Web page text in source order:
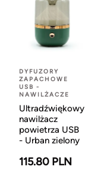
DYFUZORY
ZAPACHOWE
USB -
NAWILŻACZE
Ultradźwiękowy
nawilżacz
powietrza USB
- Urban zielony
115.80 PLN